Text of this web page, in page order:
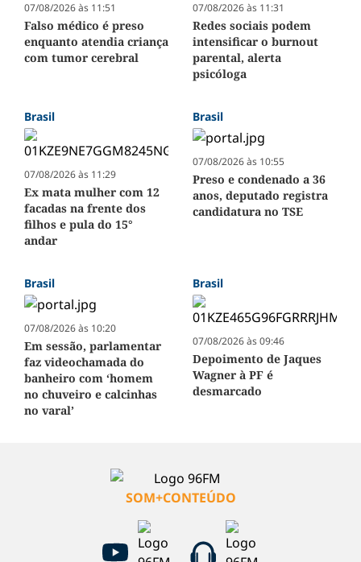
07/08/2026 às 11:51
Falso médico é preso
enquanto atendia criança
com tumor cerebral
07/08/2026 às 11:31
Redes sociais podem
intensificar o burnout
parental, alerta
psicóloga
Brasil
07/08/2026 às 11:29
Ex mata mulher com 12
facadas na frente dos
filhos e pula do 15°
andar
Brasil
07/08/2026 às 10:55
Preso e condenado a 36
anos, deputado registra
candidatura no TSE
Brasil
07/08/2026 às 10:20
Em sessão, parlamentar
faz videochamada do
banheiro com ‘homem
no chuveiro e calcinhas
no varal’
Brasil
07/08/2026 às 09:46
Depoimento de Jaques
Wagner à PF é
desmarcado
SOM+CONTEÚDO